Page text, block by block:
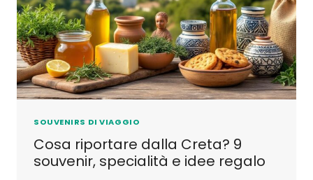
SOUVENIRS DI VIAGGIO
Cosa riportare dalla Creta? 9
souvenir, specialità e idee regalo